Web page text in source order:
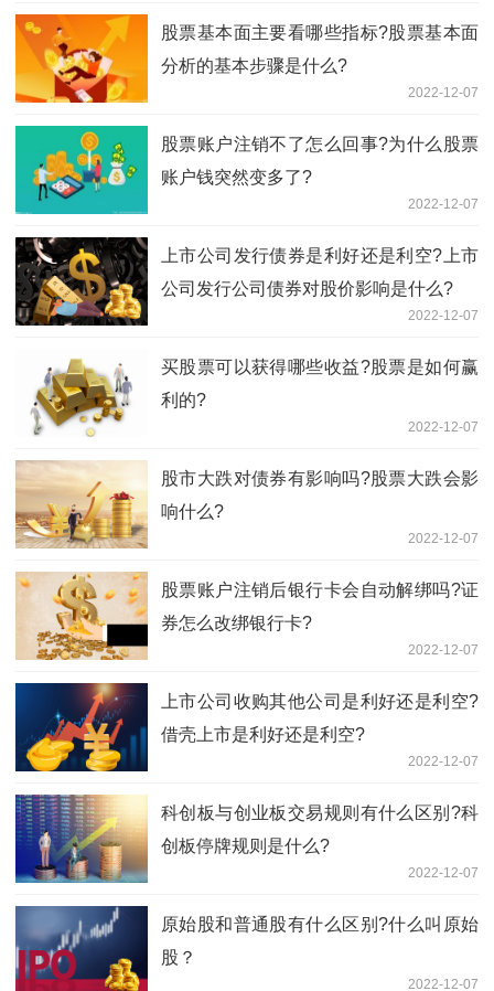
股票基本面主要看哪些指标?股票基本面
分析的基本步骤是什么?
2022-12-07
股票账户注销不了怎么回事?为什么股票
账户钱突然变多了?
2022-12-07
上市公司发行债券是利好还是利空?上市
公司发行公司债券对股价影响是什么?
2022-12-07
买股票可以获得哪些收益?股票是如何赢
利的?
2022-12-07
股市大跌对债券有影响吗?股票大跌会影
响什么?
2022-12-07
股票账户注销后银行卡会自动解绑吗?证
券怎么改绑银行卡?
2022-12-07
上市公司收购其他公司是利好还是利空?
借壳上市是利好还是利空?
2022-12-07
科创板与创业板交易规则有什么区别?科
创板停牌规则是什么?
2022-12-07
原始股和普通股有什么区别?什么叫原始
股？
2022-12-07